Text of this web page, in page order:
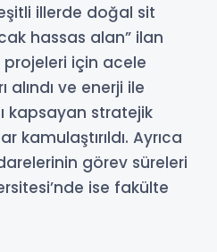
illerde doğal sit
hassas alan” ilan
projeleri için acele
alındı ve enerji ile
kapsayan stratejik
kamulaştırıldı. Ayrıca
görev süreleri
ise fakülte